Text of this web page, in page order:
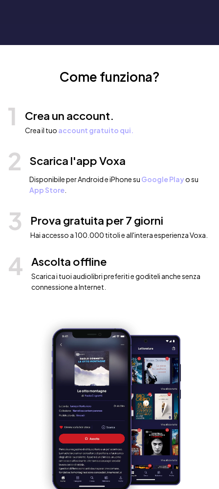
Come funziona?
1 Crea un account.
Crea il tuo account gratuito qui.
2 Scarica l'app Voxa
Disponibile per Android e iPhone su Google Playo su
App Store
3 Prova gratuita per 7 giorni
Hai accesso a 100.000 titoli e all'intera esperienza Voxa.
4 Ascolta offline
Scarica i tuoi audiolibri preferiti e goditeli anche senza
connessione a Internet.